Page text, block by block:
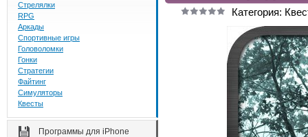
Стрелялки
RPG
Аркады
Спортивные игры
Головоломки
Гонки
Стратегии
Файтинг
Симуляторы
Квесты
Программы для iPhone
Категория: